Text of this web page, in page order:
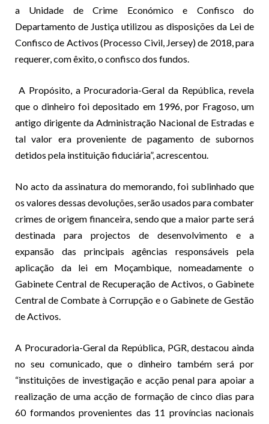
a Unidade de Crime Económico e Confisco do
Departamento de Justiça utilizou as disposições da Lei de
Confisco de Activos (Processo Civil, Jersey) de 2018, para
requerer, com êxito, o confisco dos fundos.
A Propósito, a Procuradoria-Geral da República, revela
que o dinheiro foi depositado em 1996, por Fragoso, um
antigo dirigente da Administração Nacional de Estradas e
tal valor era proveniente de pagamento de subornos
detidos pela instituição fiduciária”, acrescentou.
No acto da assinatura do memorando, foi sublinhado que
os valores dessas devoluções, serão usados para combater
crimes de origem financeira, sendo que a maior parte será
destinada para projectos de desenvolvimento e a
expansão das principais agências responsáveis pela
aplicação da lei em Moçambique, nomeadamente o
Gabinete Central de Recuperação de Activos, o Gabinete
Central de Combate à Corrupção e o Gabinete de Gestão
de Activos.
A Procuradoria-Geral da República, PGR, destacou ainda
no seu comunicado, que o dinheiro também será por
“instituições de investigação e acção penal para apoiar a
realização de uma acção de formação de cinco dias para
60 formandos provenientes das 11 províncias nacionais